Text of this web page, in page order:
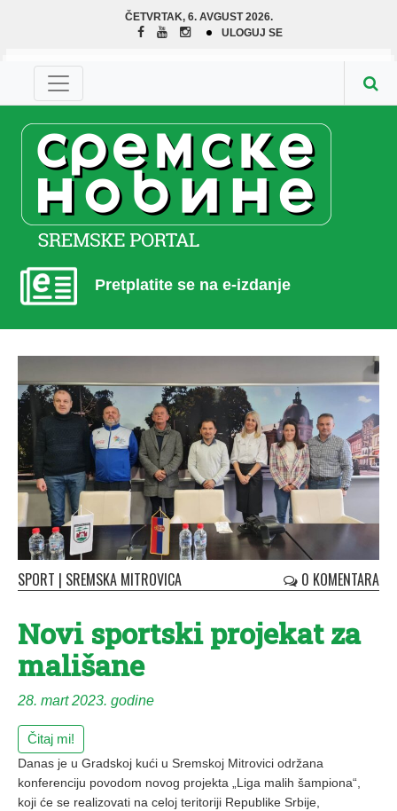
ČETVRTAK, 6. AVGUST 2026.
ULOGUJ SE
Pretplatite se na e-izdanje
SPORT | SREMSKA MITROVICA 0 KOMENTARA
Novi sportski projekat za
mališane
28. mart 2023. godine
Čitaj mi!
Danas je u Gradskoj kući u Sremskoj Mitrovici održana
konferenciju povodom novog projekta „Liga malih šampiona“,
koji će se realizovati na celoj teritoriji Republike Srbije,